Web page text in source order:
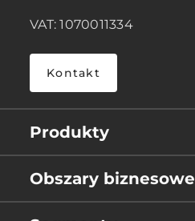
VAT: 1070011334
Kontakt
Produkty
Obszary biznesowe